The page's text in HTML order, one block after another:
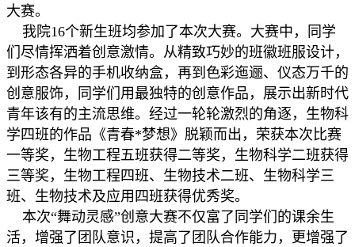
大赛。
我院16个新生班均参加了本次大赛。大赛中，同学
们尽情挥洒着创意激情。从精致巧妙的班徽班服设计，
到形态各异的手机收纳盒，再到色彩迤逦、仪态万千的
创意服饰，同学们用最独特的创意作品，展示出新时代
青年该有的主流思维。经过一轮轮激烈的角逐，生物科
学四班的作品《青春*梦想》脱颖而出，荣获本次比赛
一等奖，生物工程五班获得二等奖，生物科学二班获得
三等奖，生物工程四班、生物技术二班、生物科学三
班、生物技术及应用四班获得优秀奖。
本次“舞动灵感”创意大赛不仅富了同学们的课余生
活，增强了团队意识，提高了团队合作能力，更增强了